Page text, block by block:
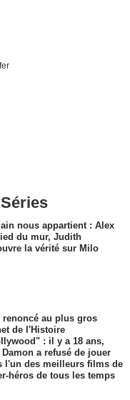
nous appartient : Alex
du mur, Judith
la vérité sur Milo
renoncé au plus gros
de l'Histoire
: il y a 18 ans,
Damon a refusé de jouer
l'un des meilleurs films de
héros de tous les temps